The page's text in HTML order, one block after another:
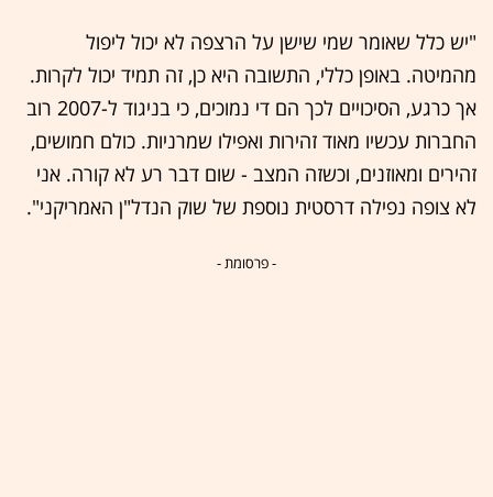
"יש כלל שאומר שמי שישן על הרצפה לא יכול ליפול
מהמיטה. באופן כללי, התשובה היא כן, זה תמיד יכול לקרות.
אך כרגע, הסיכויים לכך הם די נמוכים, כי בניגוד ל-2007 רוב
החברות עכשיו מאוד זהירות ואפילו שמרניות. כולם חמושים,
זהירים ומאוזנים, וכשזה המצב - שום דבר רע לא קורה. אני
לא צופה נפילה דרסטית נוספת של שוק הנדל"ן האמריקני".
- פרסומת -